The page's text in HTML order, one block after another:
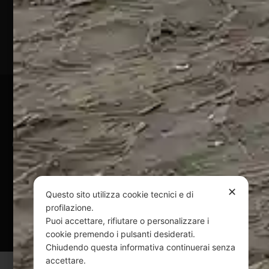
(TE)
P.Iva
01828920676
Pagamenti Sicuri
@ Copyright 2024 Webpesca è un brand Intent di Federico
Andrenacci P.Iva 01917920678
Via G. Galilei n. 2 – 64018 Tortoreto TE | REA TE-168019 |
Mail:
federicoandrenacci@pec.it
Questo sito è protetto da Google reCAPTCHA
v3,
Privacy PolicyeTerms of Service
✕
Questo sito utilizza cookie tecnici e di
profilazione.
Puoi accettare, rifiutare o personalizzare i
cookie premendo i pulsanti desiderati.
Chiudendo questa informativa continuerai senza
accettare.